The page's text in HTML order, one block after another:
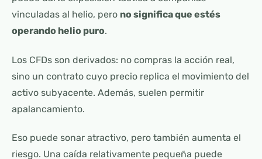
vinculadas al helio, pero no significa que estés
operando helio puro.
Los CFDs son derivados: no compras la acción real,
sino un contrato cuyo precio replica el movimiento del
activo subyacente. Además, suelen permitir
apalancamiento.
Eso puede sonar atractivo, pero también aumenta el
riesgo. Una caída relativamente pequeña puede